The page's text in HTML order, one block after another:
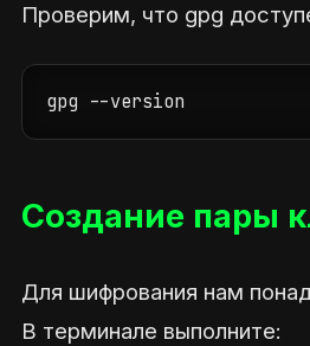
Проверим, что gpg
gpg --version
Создание пары
Для шифрования нам
В терминале выполните: